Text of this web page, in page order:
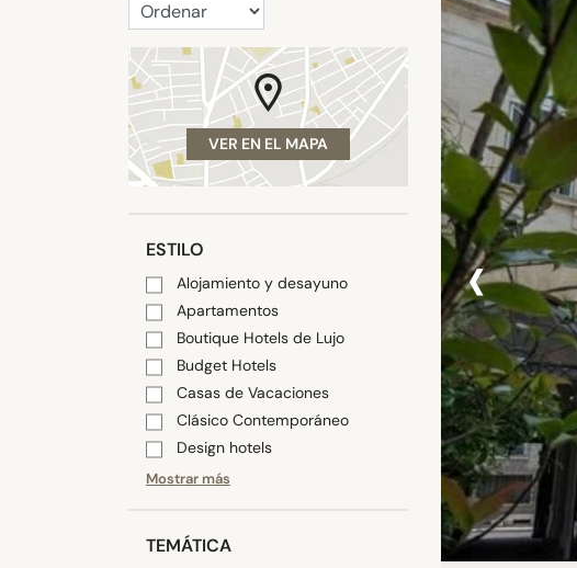
VER EN EL MAPA
ESTILO
Alojamiento y desayuno
Apartamentos
Boutique Hotels de Lujo
Budget Hotels
Casas de Vacaciones
Clásico Contemporáneo
Design hotels
Mostrar más
TEMÁTICA
‹